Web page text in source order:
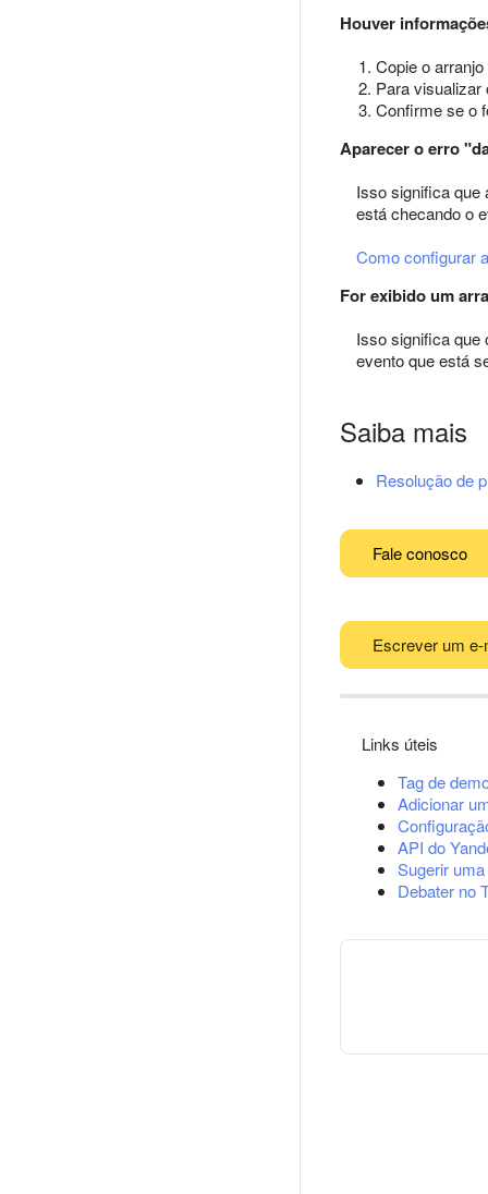
Houver
Copie o
Para visualizar
Confirme se o
Aparecer o erro
Isso significa que
está checando o
Como configurar
For exibido um
Isso significa que
evento que está
Saiba mais
Resolução de
Fale conosco
Escrever um e-
Links úteis
Tag de
Adicionar
API do
Sugerir
Debater no